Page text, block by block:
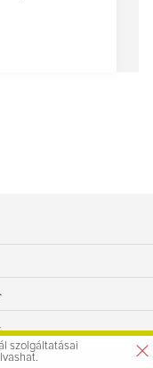
szolgáltatásai